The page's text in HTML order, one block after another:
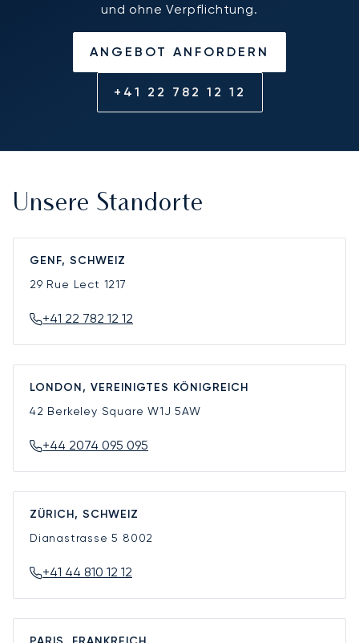
und ohne Verpflichtung.
ANGEBOT ANFORDERN
+41 22 782 12 12
Unsere Standorte
GENF, SCHWEIZ
29 Rue Lect 1217
+41 22 782 12 12
LONDON, VEREINIGTES KÖNIGREICH
42 Berkeley SquareW1J 5AW
+44 2074 095 095
ZÜRICH, SCHWEIZ
Dianastrasse 5 8002
+41 44 810 12 12